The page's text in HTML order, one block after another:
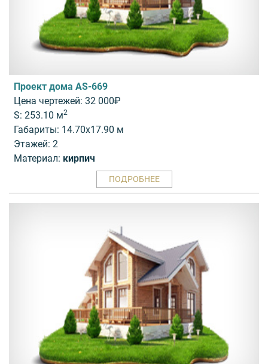
Проект дома AS-669
Цена чертежей: 32 000₽
S: 253.10 м2
Габариты: 14.70x17.90 м
Этажей: 2
Материал: кирпич
ПОДРОБНЕЕ